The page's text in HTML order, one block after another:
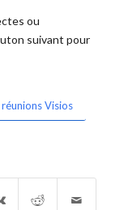
ou
suivant pour
Visios